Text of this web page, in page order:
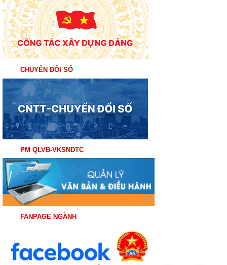
CHUYỂN ĐỔI SỐ
PM QLVB-VKSNDTC
FANPAGE NGÀNH